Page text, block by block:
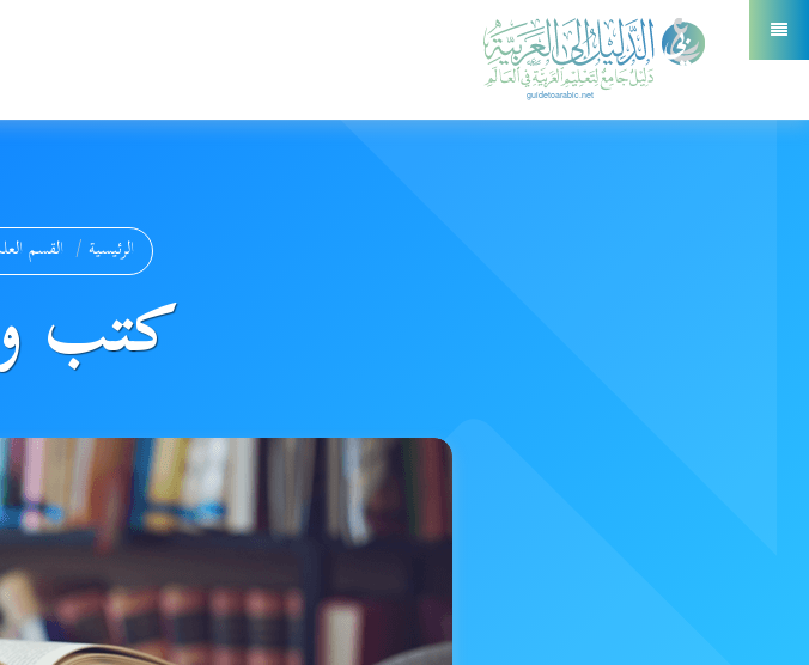
الرئيسية القسم
كتب